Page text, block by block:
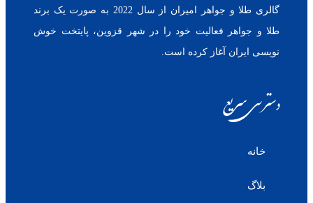
گالری طلا و جواهر امیران از سال 2022 به صورت یک برند
طلا و جواهر فعالیت خود را در شهر قزوین، پایتخت خوش
نویسی ایران آغاز کرده است.
دسترسی سریع
خانه
بلاگ